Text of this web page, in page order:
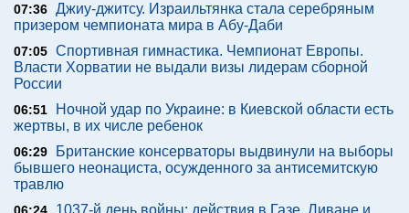
07:36 Джиу-джитсу. Израильтянка стала серебряным
призером чемпионата мира в Абу-Даби
07:05 Спортивная гимнастика. Чемпионат Европы.
Власти Хорватии не выдали визы лидерам сборной
России
06:51
Ночной удар по Украине: в Киевской области есть
жертвы, в их числе ребенок
06:29
Британские консерваторы выдвинули на выборы
бывшего неонациста, осужденного за антисемитскую
травлю
1037-й день войны: действия в Газе, Ливане и